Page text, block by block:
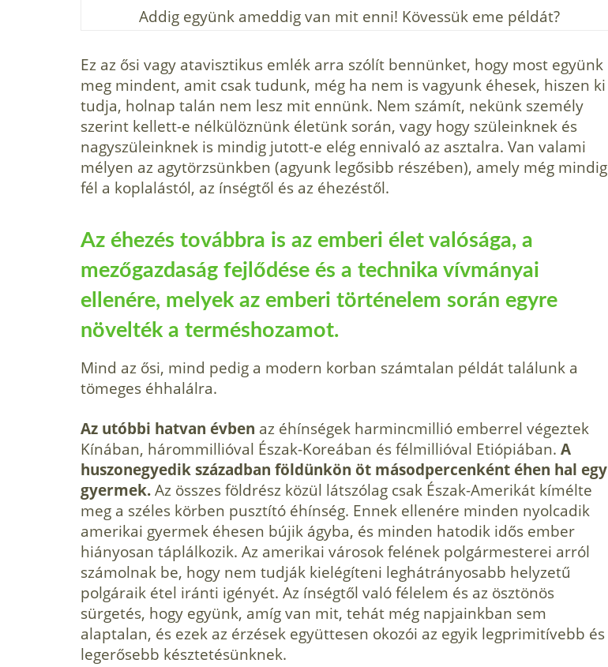
Addig együnk ameddig van mit enni! Kövessük eme példát?
Ez az ősi vagy atavisztikus emlék arra szólít bennünket, hogy most együnk
meg mindent, amit csak tudunk, még ha nem is vagyunk éhesek, hiszen ki
tudja, holnap talán nem lesz mit ennünk. Nem számít, nekünk személy
szerint kellett-e nélkülöznünk életünk során, vagy hogy szüleinknek és
nagyszüleinknek is mindig jutott-e elég ennivaló az asztalra. Van valami
mélyen az agytörzsünkben (agyunk legősibb részében), amely még mindig
fél a koplalástól, az ínségtől és az éhezéstől.
Az éhezés továbbra is az emberi élet valósága, a
mezőgazdaság fejlődése és a technika vívmányai
ellenére, melyek az emberi történelem során egyre
növelték a terméshozamot.
Mind az ősi, mind pedig a modern korban számtalan példát találunk a
tömeges éhhalálra.
Az utóbbi hatvan évben az éhínségek harmincmillió emberrel végeztek
Kínában, hárommillióval Észak-Koreában és félmillióval Etiópiában. A
huszonegyedik században földünkön öt másodpercenként éhen hal egy
gyermek.Az összes földrész közül látszólag csak Észak-Amerikát kímélte
meg a széles körben pusztító éhínség. Ennek ellenére minden nyolcadik
amerikai gyermek éhesen bújik ágyba, és minden hatodik idős ember
hiányosan táplálkozik. Az amerikai városok felének polgármesterei arról
számolnak be, hogy nem tudják kielégíteni leghátrányosabb helyzetű
polgáraik étel iránti igényét. Az ínségtől való félelem és az ösztönös
sürgetés, hogy együnk, amíg van mit, tehát még napjainkban sem
alaptalan, és ezek az érzések együttesen okozói az egyik legprimitívebb és
legerősebb késztetésünknek.